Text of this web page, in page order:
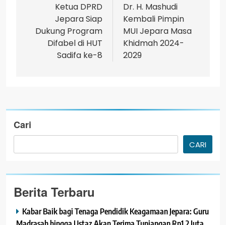
Ketua DPRD
Jepara Siap
Dukung Program
Difabel di HUT
Sadifa ke-8
Dr. H. Mashudi
Kembali Pimpin
MUI Jepara Masa
Khidmah 2024-
2029
Cari
CARI
Berita Terbaru
Kabar Baik bagi Tenaga Pendidik Keagamaan Jepara: Guru